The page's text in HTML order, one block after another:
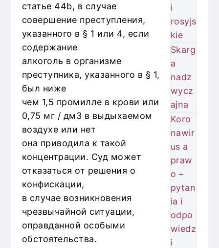
статье 44b, в случае
совершение преступления,
указанного в § 1 или 4, если
содержание
алкоголь в организме
преступника, указанного в § 1,
был ниже
чем 1,5 промилле в крови или
0,75 мг / дм3 в выдыхаемом
воздухе или нет
она приводила к такой
концентрации. Суд может
отказаться от решения о
конфискации,
в случае возникновения
чрезвычайной ситуации,
оправданной особыми
обстоятельства.
i
rosyjs
kie
Skarg
a
nadz
wycz
ajna
Koro
nawir
us a
praw
o –
pytan
ia i
odpo
wiedz
i